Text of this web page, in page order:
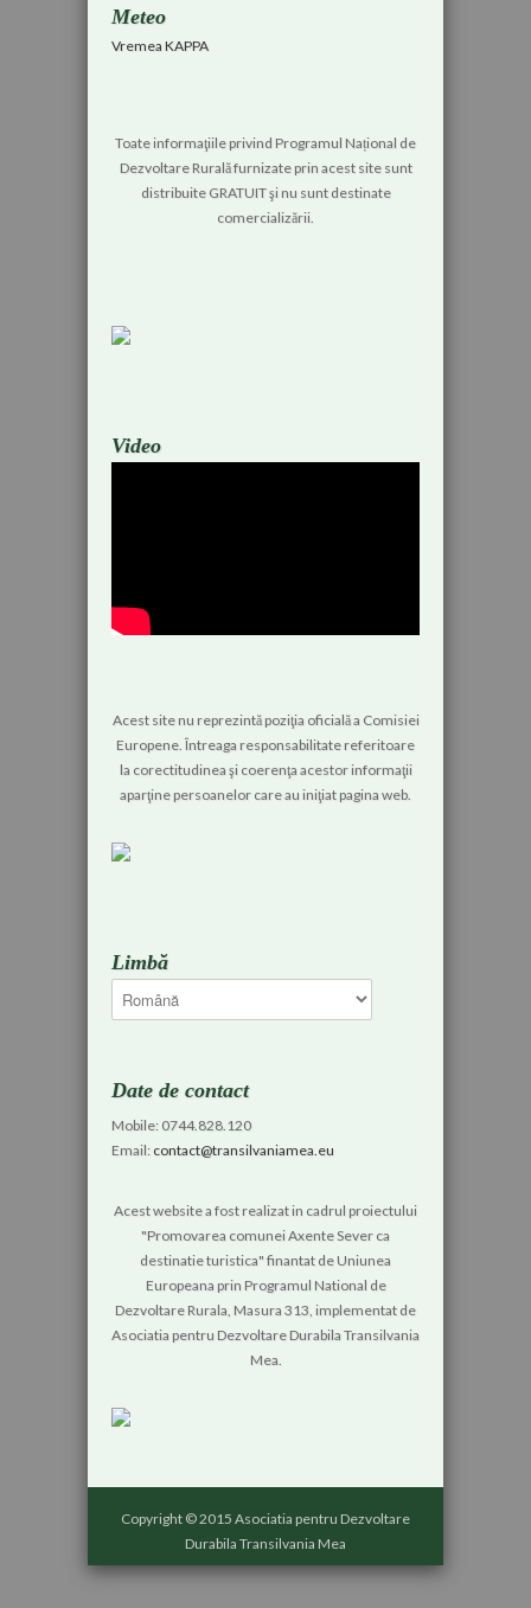
Meteo
Vremea KAPPA
Toate informaţiile privind Programul Național de
Dezvoltare Rurală furnizate prin acest site sunt
distribuite GRATUIT şi nu sunt destinate
comercializării.
Video
Acest site nu reprezintă poziţia oficială a Comisiei
Europene. Întreaga responsabilitate referitoare
la corectitudinea şi coerenţa acestor informaţii
aparţine persoanelor care au iniţiat pagina web.
Limbă
Date de contact
Mobile: 0744.828.120
Email: contact@transilvaniamea.eu
Acest website a fost realizat in cadrul proiectului
"Promovarea comunei Axente Sever ca
destinatie turistica" finantat de Uniunea
Europeana prin Programul National de
Dezvoltare Rurala, Masura 313, implementat de
Asociatia pentru Dezvoltare Durabila Transilvania
Mea.
Copyright © 2015 Asociatia pentru Dezvoltare
Durabila Transilvania Mea